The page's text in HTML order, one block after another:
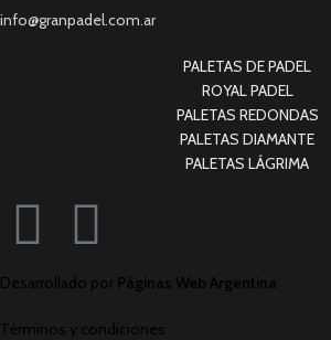
info@granpadel.com.ar
PALETAS DE PADEL
ROYAL PADEL
PALETAS REDONDAS
PALETAS DIAMANTE
PALETAS LÁGRIMA
Desarrollado por Páginas Web Argentina
Términos y condiciones